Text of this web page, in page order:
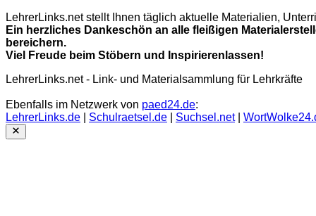
LehrerLinks.net stellt Ihnen täglich aktuelle Materialien,
Ein herzliches Dankeschön an alle fleißigen
bereichern.
Viel Freude beim Stöbern und Inspirierenlassen!
LehrerLinks.net - Link- und Materialsammlung für Lehrkräfte
Ebenfalls im Netzwerk von paed24.de:
LehrerLinks.de
Schulraetsel.de Suchsel.net|
Close